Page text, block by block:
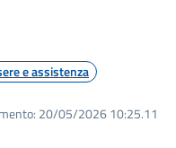
e assistenza
20/05/2026 10:25.11